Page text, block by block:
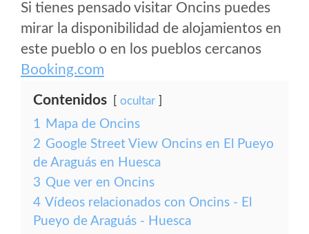
Si tienes pensado visitar Oncins puedes
mirar la disponibilidad de alojamientos en
este pueblo o en los pueblos cercanos
Booking.com
Contenidos ocultar
1 Mapa de Oncins
2 Google Street View Oncins en El Pueyo
de Araguás en Huesca
3 Que ver en Oncins
4 Vídeos relacionados con Oncins - El
Pueyo de Araguás - Huesca